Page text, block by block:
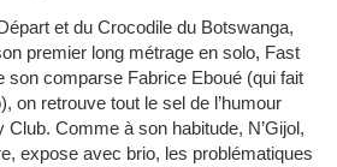
et du Crocodile du Botswanga,
premier long métrage en solo, Fast
son comparse Fabrice Eboué (qui fait
on retrouve tout le sel de l’humour
Comme à son habitude, N’Gijol,
expose avec brio, les problématiques